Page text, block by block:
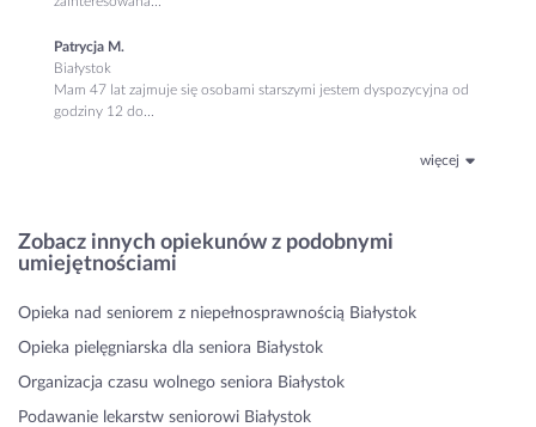
Patrycja M.
Białystok
Mam 47 lat zajmuje się osobami starszymi jestem dyspozycyjna od
godziny 12 do...
więcej
Zobacz innych opiekunów z podobnymi
umiejętnościami
Opieka nad seniorem z niepełnosprawnością Białystok
Opieka pielęgniarska dla seniora Białystok
Organizacja czasu wolnego seniora Białystok
Podawanie lekarstw seniorowi Białystok